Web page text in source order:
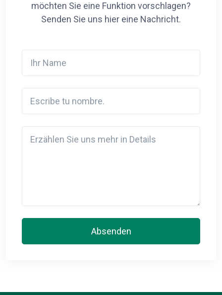
möchten Sie eine Funktion vorschlagen?
Senden Sie uns hier eine Nachricht.
Absenden